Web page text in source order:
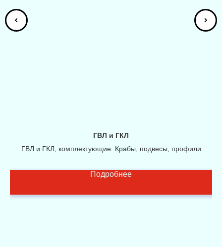
ГВЛ и ГКЛ
ГВЛ и ГКЛ, комплектующие. Крабы, подвесы, профили
Подробнее